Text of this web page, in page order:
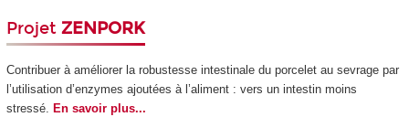
Projet ZENPORK
Contribuer à améliorer la robustesse intestinale du porcelet au sevrage par
l’utilisation d’enzymes ajoutées à l’aliment : vers un intestin moins
stressé. En savoir plus...